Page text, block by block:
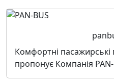
Комфортні пасажирські
пропонує Компанія